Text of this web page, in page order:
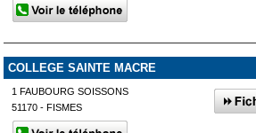
COLLEGE SAINTE MACRE
1 FAUBOURG SOISSONS
51170 - FISMES